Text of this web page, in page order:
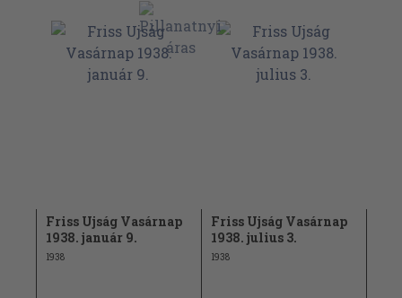
Friss Ujság Vasárnap
1938. január 9.
1938
Friss Ujság Vasárnap
1938. julius 3.
1938